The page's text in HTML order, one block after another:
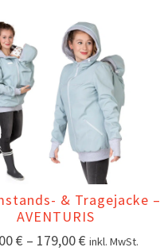
& Tragejacke –
AVENTURIS
€– 179,00€ inkl. MwSt.